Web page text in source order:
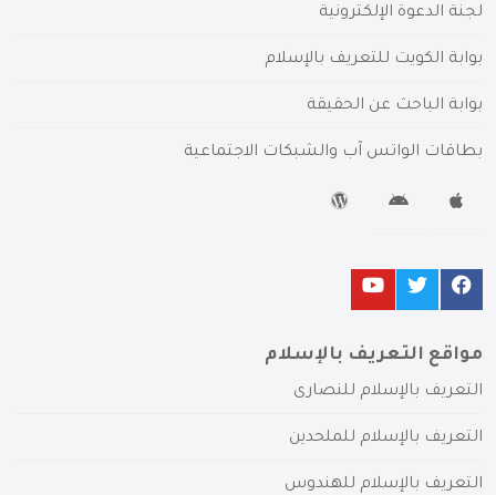
لجنة الدعوة الإلكترونية
بوابة الكويت للتعريف بالإسلام
بوابة الباحث عن الحقيقة
بطاقات الواتس آب والشبكات الاجتماعية
مواقع التعريف بالإسلام
التعريف بالإسلام للنصارى
التعريف بالإسلام للملحدين
التعريف بالإسلام للهندوس